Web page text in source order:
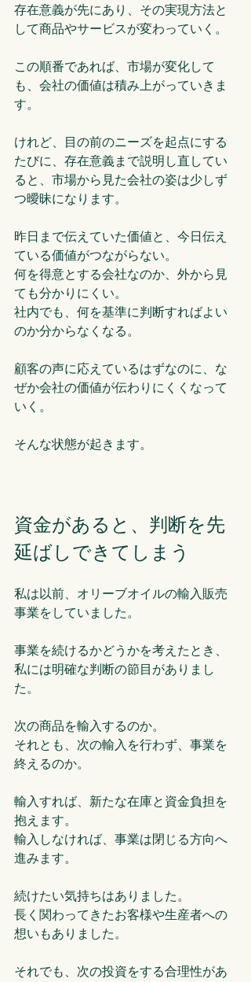
存在意義が先にあり、その実現方法と
して商品やサービスが変わっていく。
この順番であれば、市場が変化して
も、会社の価値は積み上がっていきま
す。
けれど、目の前のニーズを起点にする
たびに、存在意義まで説明し直してい
ると、市場から見た会社の姿は少しず
つ曖昧になります。
昨日まで伝えていた価値と、今日伝え
ている価値がつながらない。
何を得意とする会社なのか、外から見
ても分かりにくい。
社内でも、何を基準に判断すればよい
のか分からなくなる。
顧客の声に応えているはずなのに、な
ぜか会社の価値が伝わりにくくなって
いく。
そんな状態が起きます。
資金があると、判断を先
延ばしできてしまう
私は以前、オリーブオイルの輸入販売
事業をしていました。
事業を続けるかどうかを考えたとき、
私には明確な判断の節目がありまし
た。
次の商品を輸入するのか。
それとも、次の輸入を行わず、事業を
終えるのか。
輸入すれば、新たな在庫と資金負担を
抱えます。
輸入しなければ、事業は閉じる方向へ
進みます。
続けたい気持ちはありました。
長く関わってきたお客様や生産者への
想いもありました。
それでも、次の投資をする合理性があ